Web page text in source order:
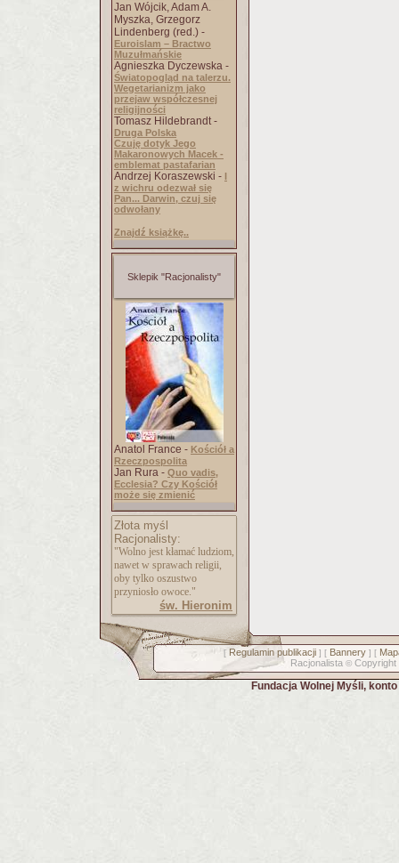
Jan Wójcik, Adam A.
Myszka, Grzegorz
Lindenberg (red.) -
Euroislam – Bractwo
Muzułmańskie
Agnieszka Dyczewska -
Światopogląd na talerzu.
Wegetarianizm jako
przejaw współczesnej
religijności
Tomasz Hildebrandt -
Druga Polska
Czuję dotyk Jego
Makaronowych Macek -
emblemat pastafarian
Andrzej Koraszewski - I
z wichru odezwał się
Pan... Darwin, czuj się
odwołany
Znajdź książkę..
Sklepik "Racjonalisty"
Anatol France - Kościół a
Rzeczpospolita
Jan Rura - Quo vadis,
Ecclesia? Czy Kościół
może się zmienić
Złota myśl
Racjonalisty:
"Wolno jest kłamać ludziom,
nawet w sprawach religii,
oby tylko oszustwo
przyniosło owoce."
św. Hieronim
[ Regulamin publikacji] [ Bannery] [
Racjonalista © Copyright
Fundacja Wolnej Myśli,